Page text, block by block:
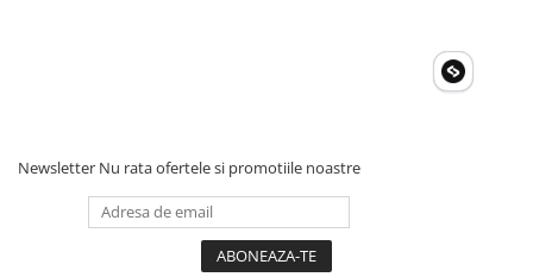
Newsletter Nu rata ofertele si promotiile noastre